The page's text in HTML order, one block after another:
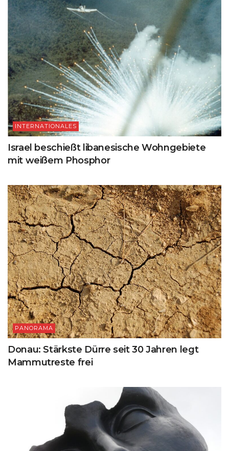
INTERNATIONALES
Israel beschießt libanesische Wohngebiete
mit weißem Phosphor
PANORAMA
Donau: Stärkste Dürre seit 30 Jahren legt
Mammutreste frei